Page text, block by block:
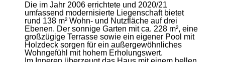
Die im Jahr 2006 errichtete und 2020/21
umfassend modernisierte Liegenschaft bietet
rund 138 m² Wohn- und Nutzfläche auf drei
Ebenen. Der sonnige Garten mit ca. 228 m², eine
großzügige Terrasse sowie ein eigener Pool mit
Holzdeck sorgen für ein außergewöhnliches
Wohngefühl mit hohem Erholungswert.